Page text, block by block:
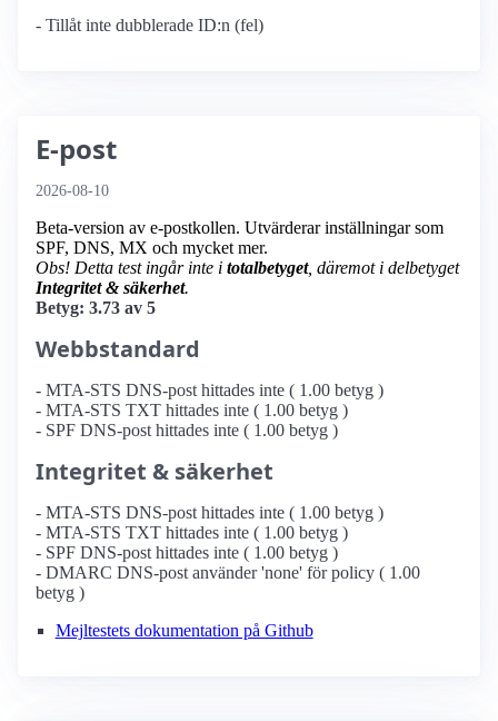
- Tillåt inte dubblerade ID:n (fel)
E-post
2026-08-10
Beta-version av e-postkollen. Utvärderar inställningar som
SPF, DNS, MX och mycket mer.
Obs! Detta test ingår inte i totalbetyget, däremot i delbetyget
Integritet & säkerhet.
Betyg: 3.73 av 5
Webbstandard
- MTA-STS DNS-post hittades inte ( 1.00 betyg )
- MTA-STS TXT hittades inte ( 1.00 betyg )
- SPF DNS-post hittades inte ( 1.00 betyg )
Integritet & säkerhet
- MTA-STS DNS-post hittades inte ( 1.00 betyg )
- MTA-STS TXT hittades inte ( 1.00 betyg )
- SPF DNS-post hittades inte ( 1.00 betyg )
- DMARC DNS-post använder 'none' för policy ( 1.00
betyg )
Mejltestets dokumentation på Github